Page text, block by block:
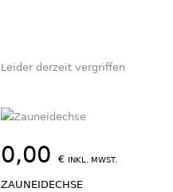
Leider derzeit vergriffen
0,00€ INKL. MWST.
ZAUNEIDECHSE